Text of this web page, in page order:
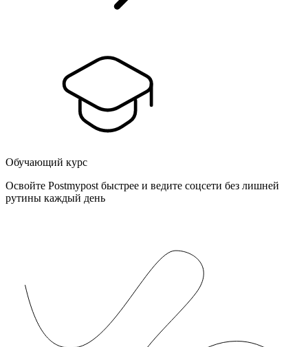
Обучающий курс
Освойте Postmypost быстрее и ведите соцсети без лишней
рутины каждый день